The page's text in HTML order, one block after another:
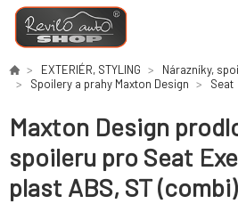
EXTERIÉR, STYLING
Nárazníky,
Spoilery a prahy Maxton Design
Seat
Maxton Design
spoileru pro Seat
plast ABS, ST (combi)